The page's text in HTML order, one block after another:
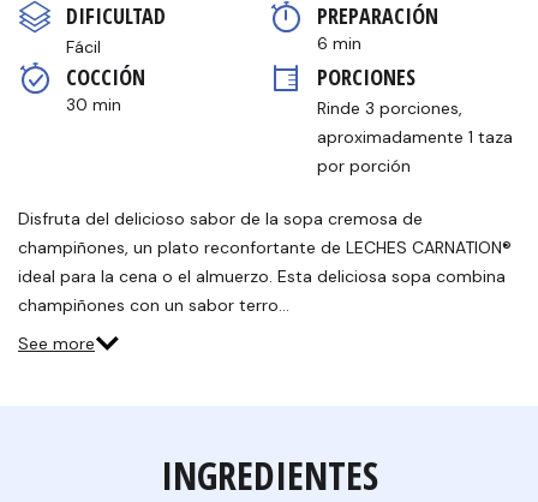
en
la
misma
página.
DIFICULTAD
Fácil
PREPARACIÓN
6 min
COCCIÓN
30 min
PORCIONES
Rinde 3 porciones,
aproximadamente 1 taza
por porción
Disfruta del delicioso sabor de la sopa cremosa de
champiñones, un plato reconfortante de LECHES CARNATION®
ideal para la cena o el almuerzo. Esta deliciosa sopa combina
champiñones con un sabor terro…
See more
INGREDIENTES